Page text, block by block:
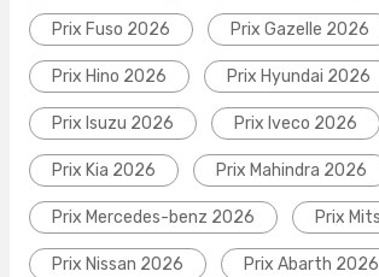
Prix Fuso 2026 Prix Gazelle 2026
Prix Hino 2026 Prix Hyundai 2026
Prix Isuzu 2026 Prix Iveco 2026
Prix Kia 2026 Prix Mahindra 2026
Prix Mercedes-benz 2026 Prix
Prix Nissan 2026 Prix Abarth 2026